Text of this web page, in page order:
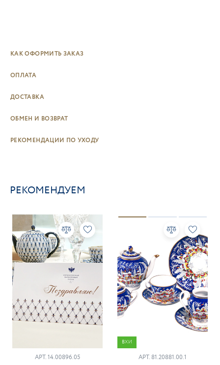
КАК ОФОРМИТЬ ЗАКАЗ
ОПЛАТА
ДОСТАВКА
ОБМЕН И ВОЗВРАТ
РЕКОМЕНДАЦИИ ПО УХОДУ
РЕКОМЕНДУЕМ
АРТ. 14.00896.05
ВХИ
АРТ. 81.20881.00.1